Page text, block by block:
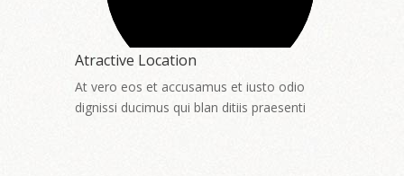
Atractive Location
At vero eos et accusamus et iusto odio
dignissi ducimus qui blan ditiis praesenti